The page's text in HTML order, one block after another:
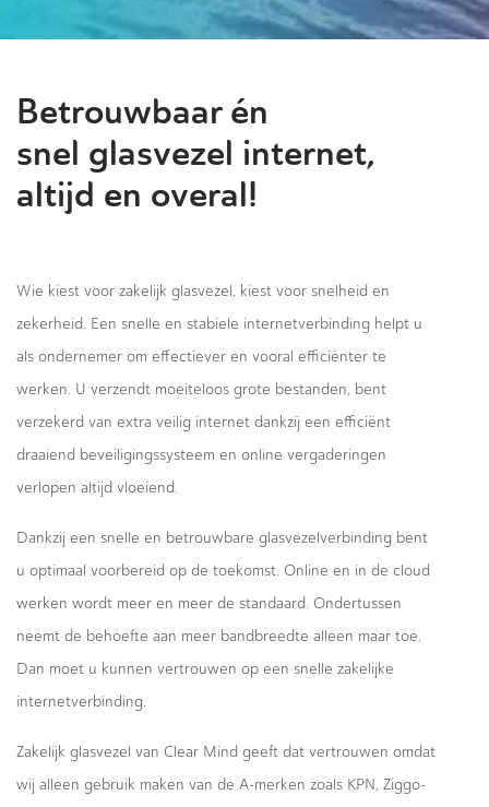
Betrouwbaar én
snel glasvezel internet,
altijd en overal!
Wie kiest voor zakelijk glasvezel, kiest voor snelheid en
zekerheid. Een snelle en stabiele internetverbinding helpt u
als ondernemer om effectiever en vooral efficiënter te
werken. U verzendt moeiteloos grote bestanden, bent
verzekerd van extra veilig internet dankzij een efficiënt
draaiend beveiligingssysteem en online vergaderingen
verlopen altijd vloeiend.
Dankzij een snelle en betrouwbare glasvezelverbinding bent
u optimaal voorbereid op de toekomst. Online en in de cloud
werken wordt meer en meer de standaard. Ondertussen
neemt de behoefte aan meer bandbreedte alleen maar toe.
Dan moet u kunnen vertrouwen op een snelle zakelijke
internetverbinding.
Zakelijk glasvezel van Clear Mind geeft dat vertrouwen omdat
wij alleen gebruik maken van de A-merken zoals KPN, Ziggo-